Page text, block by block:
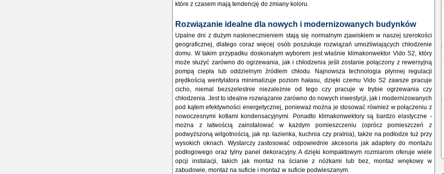
które z czasem mają tendencję do zmiany koloru.
Rozwiązanie idealne dla nowych i modernizowanych budynków
Upalne dni z dużym nasłonecznieniem stają się normalnym zjawiskiem w naszej szerokości
geograficznej, dlatego coraz więcej osób poszukuje rozwiązań umożliwiających chłodzenie
domu. W takim przypadku doskonałym wyborem jest właśnie klimakonwektor Vido S2, który
może służyć zarówno do ogrzewania, jak i chłodzenia jeśli zostanie połączony z rewersyjną
pompą ciepła lub oddzielnym źródłem chłodu. Najnowsza technologia płynnej regulacji
prędkością wentylatora minimalizuje poziom hałasu, dzięki czemu Vido S2 zawsze pracuje
cicho, niemal bezszelestnie niezależnie od tego czy pracuje w trybie ogrzewania czy
chłodzenia. Jest to idealne rozwiązanie zarówno do nowych inwestycji, jak i modernizowanych
pod kątem efektywności energetycznej, ponieważ można je stosować również w połączeniu z
nowoczesnymi kotłami kondensacyjnymi. Ponadto klimakonwektory są bardzo elastyczne -
można z łatwością zainstalować w każdym pomieszczeniu (oprócz pomieszczeń z
podwyższoną wilgotnością, jak np. łazienka, kuchnia czy pralnia), także na podłodze tuż przy
wysokich oknach. Wystarczy zastosować odpowiednie akcesoria jak adaptery do montażu
podłogowego oraz tylny panel dekoracyjny. A dzięki kompaktowym rozmiarom oferuje wiele
opcji instalacji, takich jak montaż na ścianie z nóżkami lub bez, montaż wnękowy w
zabudowie, montaż na suficie i montaż w suficie podwieszanym.